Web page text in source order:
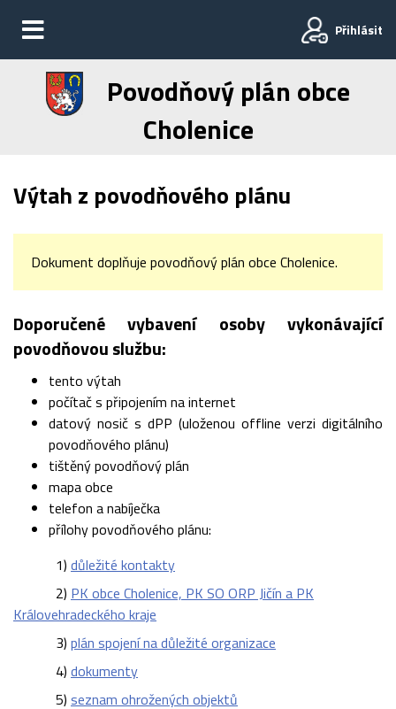
Přihlásit
Povodňový plán obce
Cholenice
Výtah z povodňového plánu
Dokument doplňuje povodňový plán obce Cholenice.
Doporučené vybavení osoby vykonávající
povodňovou službu:
tento výtah
počítač s připojením na internet
datový nosič s dPP (uloženou offline verzi digitálního
povodňového plánu)
tištěný povodňový plán
mapa obce
telefon a nabíječka
přílohy povodňového plánu:
1) důležité kontakty
2) PK obce Cholenice, PK SO ORP Jičín a PK
Královehradeckého kraje
3) plán spojení na důležité organizace
4) dokumenty
5) seznam ohrožených objektů